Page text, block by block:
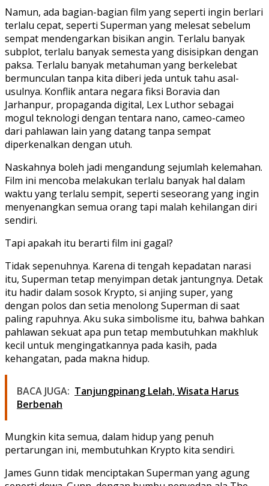
Namun, ada bagian-bagian film yang seperti ingin berlari
terlalu cepat, seperti Superman yang melesat sebelum
sempat mendengarkan bisikan angin. Terlalu banyak
subplot, terlalu banyak semesta yang disisipkan dengan
paksa. Terlalu banyak metahuman yang berkelebat
bermunculan tanpa kita diberi jeda untuk tahu asal-
usulnya. Konflik antara negara fiksi Boravia dan
Jarhanpur, propaganda digital, Lex Luthor sebagai
mogul teknologi dengan tentara nano, cameo-cameo
dari pahlawan lain yang datang tanpa sempat
diperkenalkan dengan utuh.
Naskahnya boleh jadi mengandung sejumlah kelemahan.
Film ini mencoba melakukan terlalu banyak hal dalam
waktu yang terlalu sempit, seperti seseorang yang ingin
menyenangkan semua orang tapi malah kehilangan diri
sendiri.
Tapi apakah itu berarti film ini gagal?
Tidak sepenuhnya. Karena di tengah kepadatan narasi
itu, Superman tetap menyimpan detak jantungnya. Detak
itu hadir dalam sosok Krypto, si anjing super, yang
dengan polos dan setia menolong Superman di saat
paling rapuhnya. Aku suka simbolisme itu, bahwa bahkan
pahlawan sekuat apa pun tetap membutuhkan makhluk
kecil untuk mengingatkannya pada kasih, pada
kehangatan, pada makna hidup.
BACA JUGA: Tanjungpinang Lelah, Wisata Harus
Berbenah
Mungkin kita semua, dalam hidup yang penuh
pertarungan ini, membutuhkan Krypto kita sendiri.
James Gunn tidak menciptakan Superman yang agung